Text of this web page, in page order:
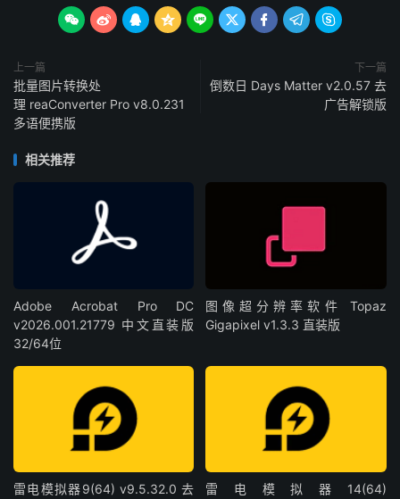
        
上一篇
批量图片转换处
理 reaConverter Pro v8.0.231
多语便携版
下一篇
倒数日 Days Matter v2.0.57 去
广告解锁版
相关推荐
Adobe Acrobat Pro DC
v2026.001.21779 中文直装版
32/64位
图像超分辨率软件 Topaz
Gigapixel v1.3.3 直装版
雷电模拟器9(64) v9.5.32.0 去
雷电模拟器14(64)